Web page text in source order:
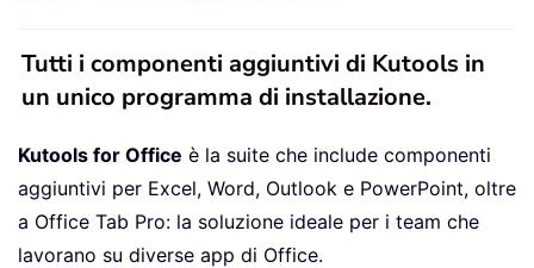
Tutti i componenti aggiuntivi di Kutools in
un unico programma di installazione.
Kutools for Office è la suite che include componenti
aggiuntivi per Excel, Word, Outlook e PowerPoint, oltre
a Office Tab Pro: la soluzione ideale per i team che
lavorano su diverse app di Office.